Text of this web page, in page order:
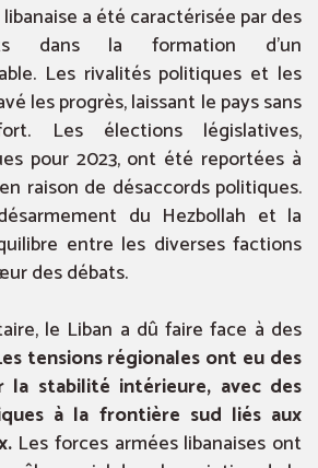
a été caractérisée par des
dans la formation d’un
Les rivalités politiques et les
les progrès, laissant le pays sans
Les élections législatives,
pour 2023, ont été reportées à
raison de désaccords politiques.
du Hezbollah et la
entre les diverses factions
des débats.
le Liban a dû faire face à des
tensions régionales ont eu des
la stabilité intérieure, avec des
à la frontière sud liés aux
Les forces armées libanaises ont